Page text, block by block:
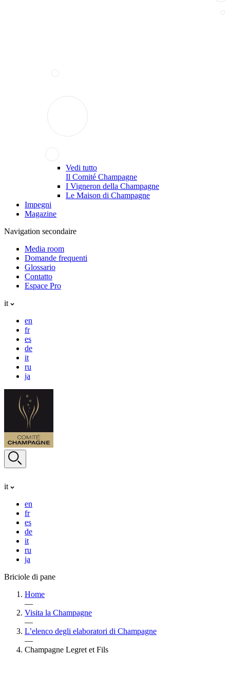
Vedi tutto
Il Comité Champagne
I Vigneron della Champagne
Le Maison di Champagne
Impegni
Magazine
Navigation secondaire
Media room
Domande frequenti
Glossario
Contatto
Espace Pro
it
en
fr
es
de
it
ru
ja
it
en
fr
es
de
it
ru
ja
Briciole di pane
Home
—
Visita la Champagne
—
L’elenco degli elaboratori di Champagne
—
Champagne Legret et Fils